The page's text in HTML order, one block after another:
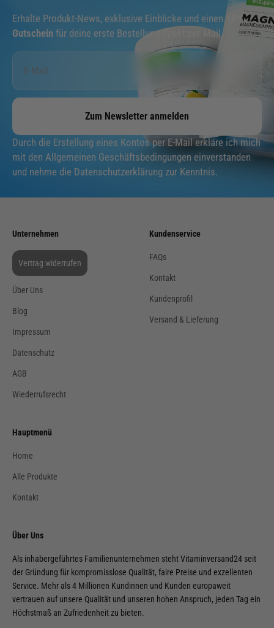
Erhalte Produkt-News, exklusive Einblicke und einen 10%
Gutschein für deine erste Bestellung direkt per Mail.
Zum Newsletter anmelden
Durch die Erstellung eines Kontos per E-Mail erkläre ich mich
mit den Allgemeinen Geschäftsbedingungen einverstanden
und nehme die Datenschutzerklärung zur Kenntnis.
Unternehmen
Vertrag widerrufen
Über Uns
Blog
Impressum
Datenschutz
AGB
Wiederrufsrecht
Kundenservice
FAQs
Kontakt
Kundenprofil
Versand & Lieferung
Hauptmenü
Home
Alle Produkte
Kontakt
Über Uns
Als inhabergeführtes Familienunternehmen steht Vitaminversand24 seit
der Gründung für kompromisslose Qualität, faire Preise und exzellenten
Service. Mehr als 4 Millionen Kundinnen und Kunden europaweit
vertrauen auf unsere Qualität und unseren hohen Anspruch, jeden Tag ein
Höchstmaß an Zufriedenheit zu bieten.